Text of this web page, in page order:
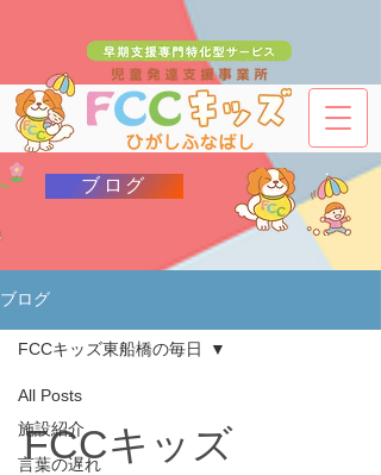
ブログ
ブログ
All Posts
施設紹介
言葉の遅れ
FCCキッズ東船橋の毎日
FCCキッズ